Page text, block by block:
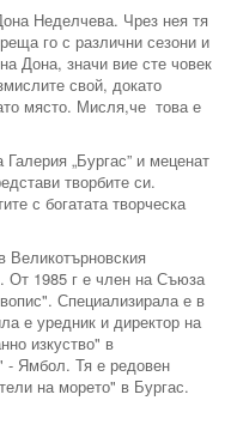
Неделчева. Чрез нея тя
го с различни сезони и
Дона, значи вие сте човек
свой, докато
място. Мисля,че това е
„Бургас” и меценат
творбите си.
с богатата творческа
От 1985 г е член на Съюза
Специализирала е в
е уредник и директор на
изкуство" в
- Ямбол. Тя е редовен
на морето" в Бургас.